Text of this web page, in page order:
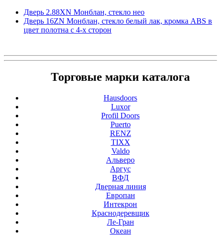
Дверь 2.88ХN Монблан, стекло нео
Дверь 16ZN Монблан, стекло белый лак, кромка ABS в
цвет полотна с 4-х сторон
Торговые марки каталога
Hausdoors
Luxor
Profil Doors
Puerto
RENZ
TIXX
Valdo
Альверо
Аргус
ВФД
Дверная линия
Европан
Интекрон
Краснодеревщик
Ле-Гран
Океан